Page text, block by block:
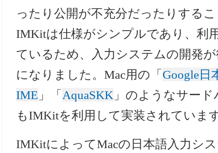
ったり公開が不充分だったりする
IMKitは仕様がシンプルであり、利
ているため、入力システムの開発
になりました。Mac用の「 Google日
IME 」「 AquaSKK 」のようなサー
もIMKitを利用して実装されていま
IMKitによってMacの日本語入力シ